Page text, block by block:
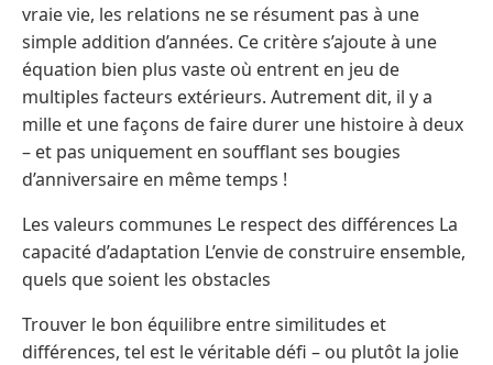
vraie vie, les relations ne se résument pas à une
simple addition d’années. Ce critère s’ajoute à une
équation bien plus vaste où entrent en jeu de
multiples facteurs extérieurs. Autrement dit, il y a
mille et une façons de faire durer une histoire à deux
– et pas uniquement en soufflant ses bougies
d’anniversaire en même temps !
Les valeurs communes Le respect des différences La
capacité d’adaptation L’envie de construire ensemble,
quels que soient les obstacles
Trouver le bon équilibre entre similitudes et
différences, tel est le véritable défi – ou plutôt la jolie